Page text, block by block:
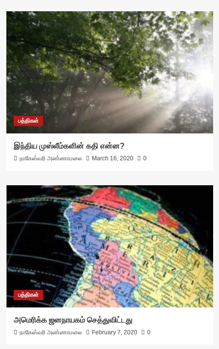
பத்திகள்
இந்திய முஸ்லீம்களின் கதி என்ன?
நாகேஸ்வரி அண்ணாமலை March 16, 2020 0
பத்திகள்
அமெரிக்க ஜனநாயகம் செத்துவிட்டது
நாகேஸ்வரி அண்ணாமலை February 7, 2020 0